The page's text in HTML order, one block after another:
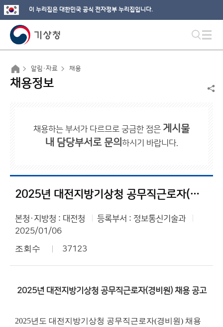
이 누리집은 대한민국 공식 전자정부 누리집입니다.
알림·자료 채용
채용정보
채용하는 부서가 다르므로 궁금한 점은 게시물
내 담당부서로 문의 하시기 바랍니다.
2025년 대전지방기상청 공무직근로자(경비원) 채용 공고
본청·지방청 : 대전청
등록부서 : 정보통신기술과
2025/01/06
조회수 37123
2025년 대전지방기상청 공무직근로자(경비원) 채용 공고
2025년도 대전지방기상청 공무직근로자(경비원) 채용